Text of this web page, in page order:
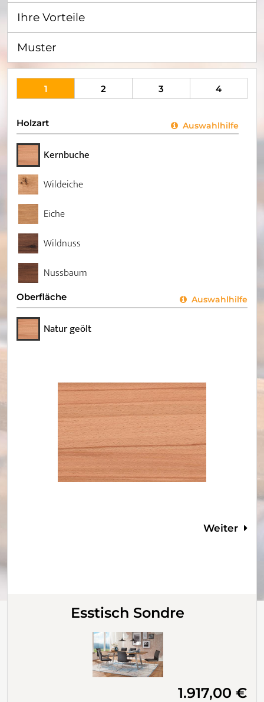
Ihre Vorteile
Muster
1 2 3 4
Holzart Auswahlhilfe
Kernbuche
Wildeiche
Eiche
Wildnuss
Nussbaum
Oberfläche Auswahlhilfe
Natur geölt
Weiter
Esstisch Sondre
1.917,00 €